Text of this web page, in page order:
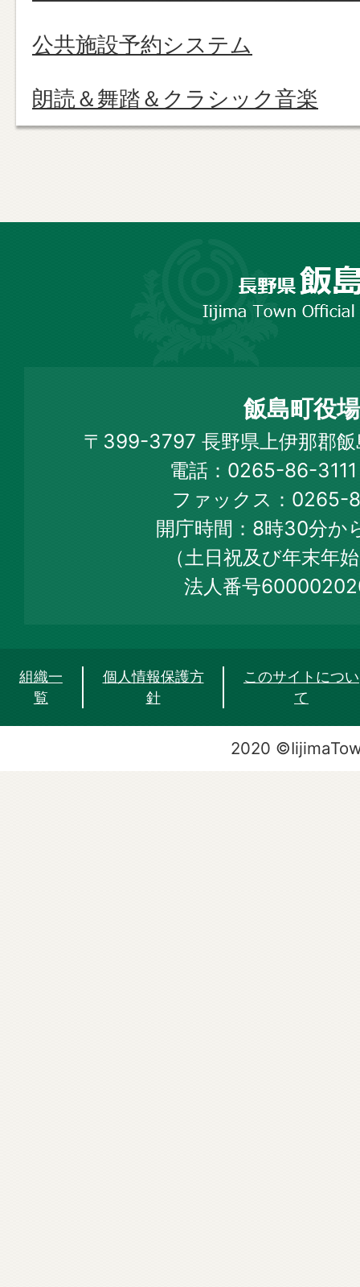
公共施設予約システム
朗読＆舞踏＆クラシック音楽
Town
Official
Web
Site
飯島町役場
〒399-3797 長野県上伊那郡
電話：0265-86-
ファックス：0265-
開庁時間：8時30分か
（土日祝及び年末年
法人番号
組織一
覧
個人情報保護方
針
このサイトについ
て
2020